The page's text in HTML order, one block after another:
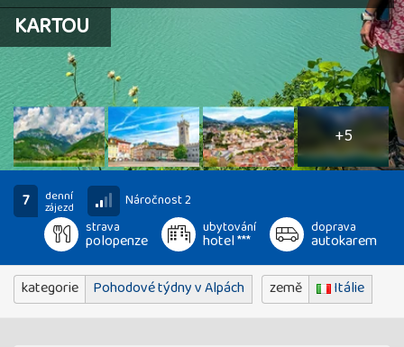
KARTOU
10
fotografií
+5
7 denní
zájezd
Náročnost 2
strava
polopenze
ubytování
hotel ***
doprava
autokarem
kategorie Pohodové týdny v Alpách země Itálie